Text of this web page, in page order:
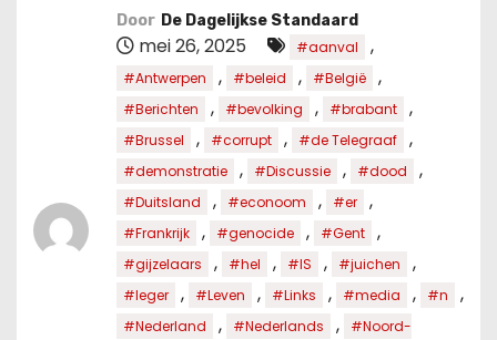
Door De Dagelijkse Standaard
mei 26, 2025 #aanval ,
#Antwerpen , #beleid , #België ,
#Berichten , #bevolking , #brabant ,
#Brussel , #corrupt , #de Telegraaf ,
#demonstratie , #Discussie , #dood ,
#Duitsland , #econoom , #er ,
#Frankrijk , #genocide , #Gent ,
#gijzelaars , #hel , #IS , #juichen ,
#leger , #Leven , #Links , #media , #n ,
#Nederland , #Nederlands ,
#Noord-